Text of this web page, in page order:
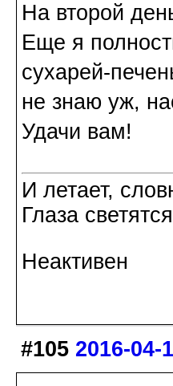
На второй
Еще я
сухарей-
не знаю уж,
Удачи вам!
И летает,
Глаза
Неактивен
#105 2016-04-